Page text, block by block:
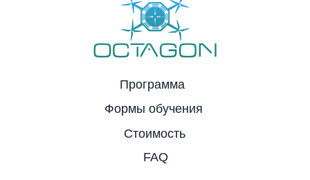
FAQ
Стоимость
Формы обучения
Программа